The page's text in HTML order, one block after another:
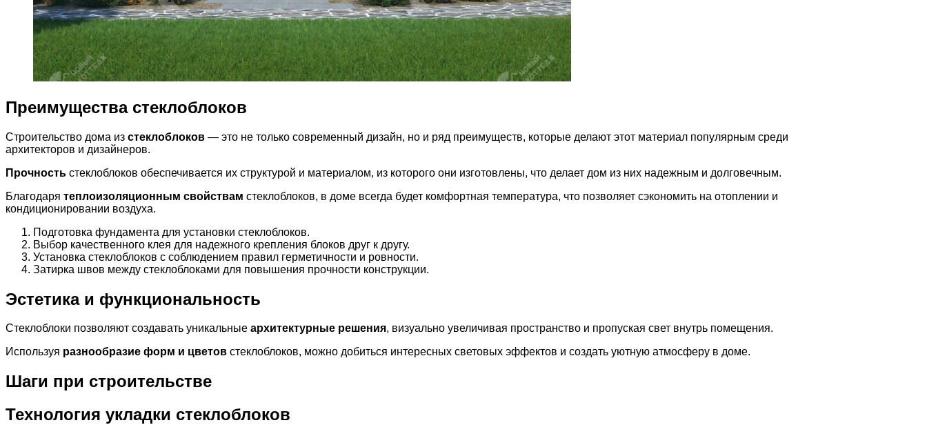
Преимущества стеклоблоков
Строительство дома из стеклоблоков — это не только современный дизайн, но и ряд преимуществ, которые делают этот материал популярным среди
архитекторов и дизайнеров.
Прочность стеклоблоков обеспечивается их структурой и материалом, из которого они изготовлены, что делает дом из них надежным и долговечным.
Благодаря теплоизоляционным свойствам стеклоблоков, в доме всегда будет комфортная температура, что позволяет сэкономить на отоплении и
кондиционировании воздуха.
Подготовка фундамента для установки стеклоблоков.
Выбор качественного клея для надежного крепления блоков друг к другу.
Установка стеклоблоков с соблюдением правил герметичности и ровности.
Затирка швов между стеклоблоками для повышения прочности конструкции.
Эстетика и функциональность
Стеклоблоки позволяют создавать уникальные архитектурные решения, визуально увеличивая пространство и пропуская свет внутрь помещения.
Используя разнообразие форм и цветов стеклоблоков, можно добиться интересных световых эффектов и создать уютную атмосферу в доме.
Шаги при строительстве
Технология укладки стеклоблоков